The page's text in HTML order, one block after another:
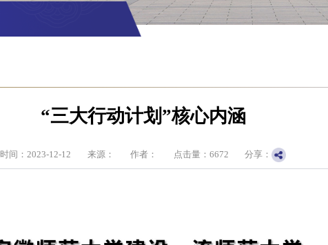
“三大行动计划”核心内涵
时间：2023-12-12 来源： 作者： 点击量： 6672 分享：